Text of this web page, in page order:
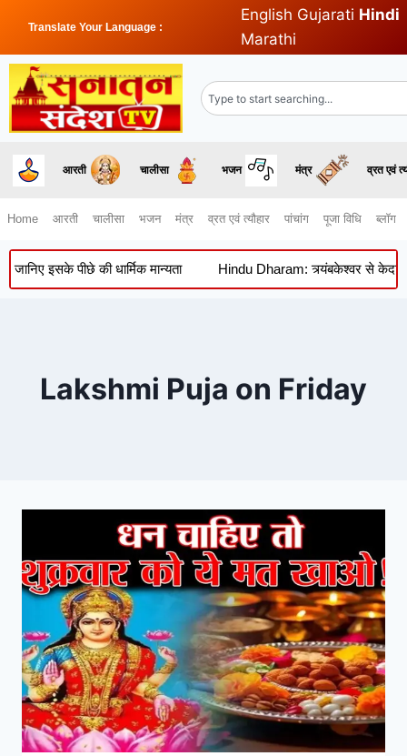
Translate Your Language :
English Gujarati Hindi
Marathi
आरती चालीसा भजन मंत्र व्रत एवं
Home आरती चालीसा भजन मंत्र व्रत एवं त्यौहार पांचांग पूजा विधि ब्लॉग
इसके पीछे की धार्मिक मान्यता Hindu Dharam: त्र्यंबकेश्वर से
Lakshmi Puja on Friday